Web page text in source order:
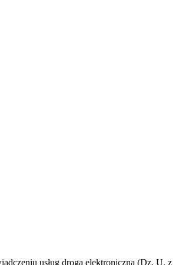
usług drogą elektroniczną (Dz. U. z